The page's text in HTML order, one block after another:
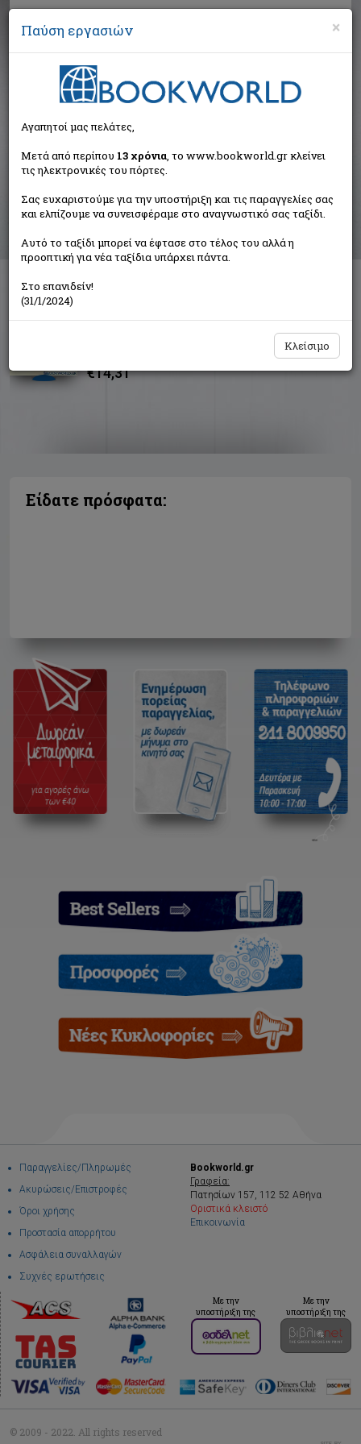
Αναζήτηση
Αποτελέσματα αναζήτησης
Συγγραφέας: Τσέτης Κώστας (1 βιβλία)
Ταξινόμηση ανά:
Ποιήματα και πεζά
€14,31
Είδατε πρόσφατα:
Παραγγελίες/Πληρωμές
Ακυρώσεις/Επιστροφές
Όροι χρήσης
Προστασία απορρήτου
Ασφάλεια συναλλαγών
Συχνές ερωτήσεις
Bookworld.gr
Γραφεία:
Πατησίων 157, 112 52 Αθήνα
Οριστικά κλειστό
Επικοινωνία
Με την
υποστήριξη της
Με την
υποστήριξη της
© 2009 - 2022. All rights reserved
×
Παύση εργασιών
Αγαπητοί μας πελάτες,
Μετά από περίπου 13 χρόνια, το www.bookworld.gr κλείνει
τις ηλεκτρονικές του πόρτες.
Σας ευχαριστούμε για την υποστήριξη και τις παραγγελίες σας
και ελπίζουμε να συνεισφέραμε στο αναγνωστικό σας ταξίδι.
Αυτό το ταξίδι μπορεί να έφτασε στο τέλος του αλλά η
προοπτική για νέα ταξίδια υπάρχει πάντα.
Στο επανιδείν!
(31/1/2024)
Κλείσιμο